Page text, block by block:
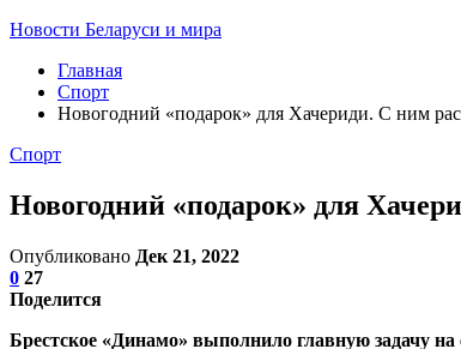
Новости Беларуси и мира
Главная
Спорт
Новогодний «подарок» для Хачериди. С ним
Спорт
Новогодний «подарок» для
Опубликовано Дек 21, 2022
0 27
Поделится
Брестское «Динамо» выполнило главную задачу